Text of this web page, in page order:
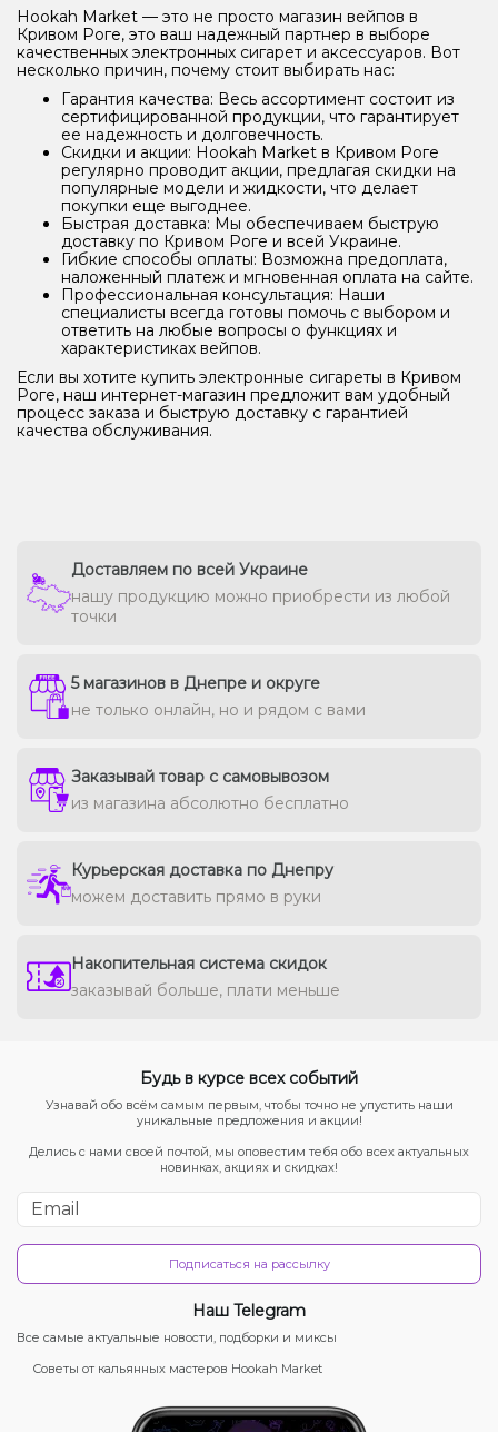
Hookah Market — это не просто магазин вейпов в
Кривом Роге, это ваш надежный партнер в выборе
качественных электронных сигарет и аксессуаров. Вот
несколько причин, почему стоит выбирать нас:
Гарантия качества: Весь ассортимент состоит из
сертифицированной продукции, что гарантирует
ее надежность и долговечность.
Скидки и акции: Hookah Market в Кривом Роге
регулярно проводит акции, предлагая скидки на
популярные модели и жидкости, что делает
покупки еще выгоднее.
Быстрая доставка: Мы обеспечиваем быструю
доставку по Кривом Роге и всей Украине.
Гибкие способы оплаты: Возможна предоплата,
наложенный платеж и мгновенная оплата на сайте.
Профессиональная консультация: Наши
специалисты всегда готовы помочь с выбором и
ответить на любые вопросы о функциях и
характеристиках вейпов.
Если вы хотите купить электронные сигареты в Кривом
Роге, наш интернет-магазин предложит вам удобный
процесс заказа и быструю доставку с гарантией
качества обслуживания.
Доставляем по всей Украине
нашу продукцию можно приобрести из любой
точки
5 магазинов в Днепре и округе
не только онлайн, но и рядом с вами
Заказывай товар с самовывозом
из магазина абсолютно бесплатно
Курьерская доставка по Днепру
можем доставить прямо в руки
Накопительная система скидок
заказывай больше, плати меньше
Будь в курсе всех событий
Узнавай обо всём самым первым, чтобы точно не упустить наши
уникальные предложения и акции!
Делись с нами своей почтой, мы оповестим тебя обо всех актуальных
новинках, акциях и скидках!
Подписаться на рассылку
Наш Telegram
Все самые актуальные новости, подборки и миксы
Советы от кальянных мастеров Hookah Market